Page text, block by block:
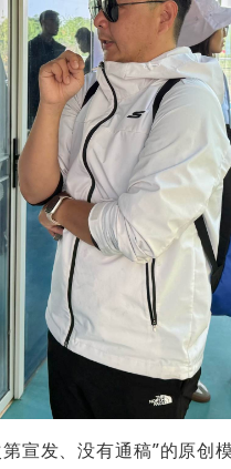
宣发、没有通稿”的原创